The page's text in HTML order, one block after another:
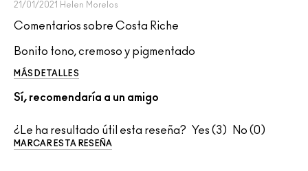
21/01/2021 Helen Morelos
Comentarios sobre Costa Riche
Bonito tono, cremoso y pigmentado
MÁS DETALLES
Sí, recomendaría a un amigo
¿Le ha resultado útil esta reseña? 3 0
MARCAR ESTA RESEÑA